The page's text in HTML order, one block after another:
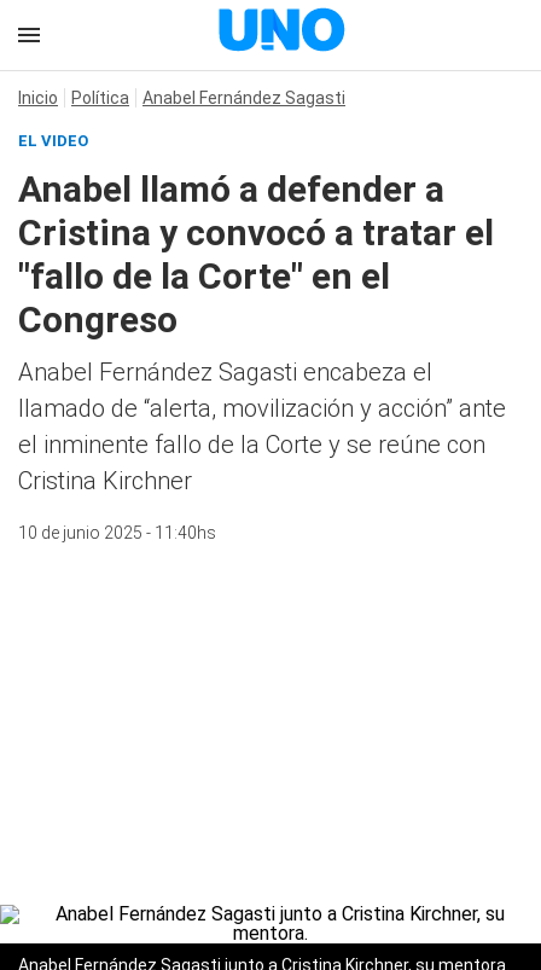
Inicio Política Anabel Fernández Sagasti
EL VIDEO
Anabel llamó a defender a
Cristina y convocó a tratar el
"fallo de la Corte" en el
Congreso
Anabel Fernández Sagasti encabeza el
llamado de “alerta, movilización y acción” ante
el inminente fallo de la Corte y se reúne con
Cristina Kirchner
10 de junio 2025 - 11:40hs
Anabel Fernández Sagasti junto a Cristina Kirchner, su mentora.